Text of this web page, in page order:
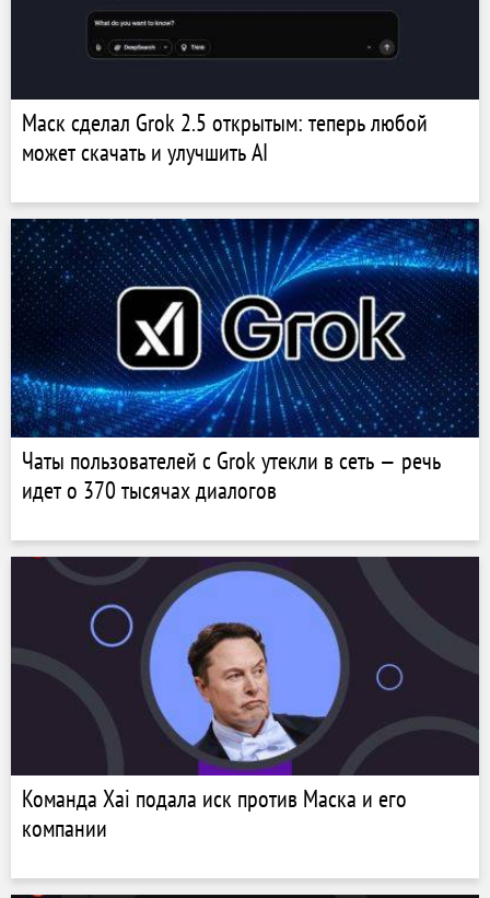
Маск сделал Grok 2.5 открытым: теперь любой
может скачать и улучшить AI
Чаты пользователей с Grok утекли в сеть — речь
идет о 370 тысячах диалогов
Команда Xai подала иск против Маска и его
компании